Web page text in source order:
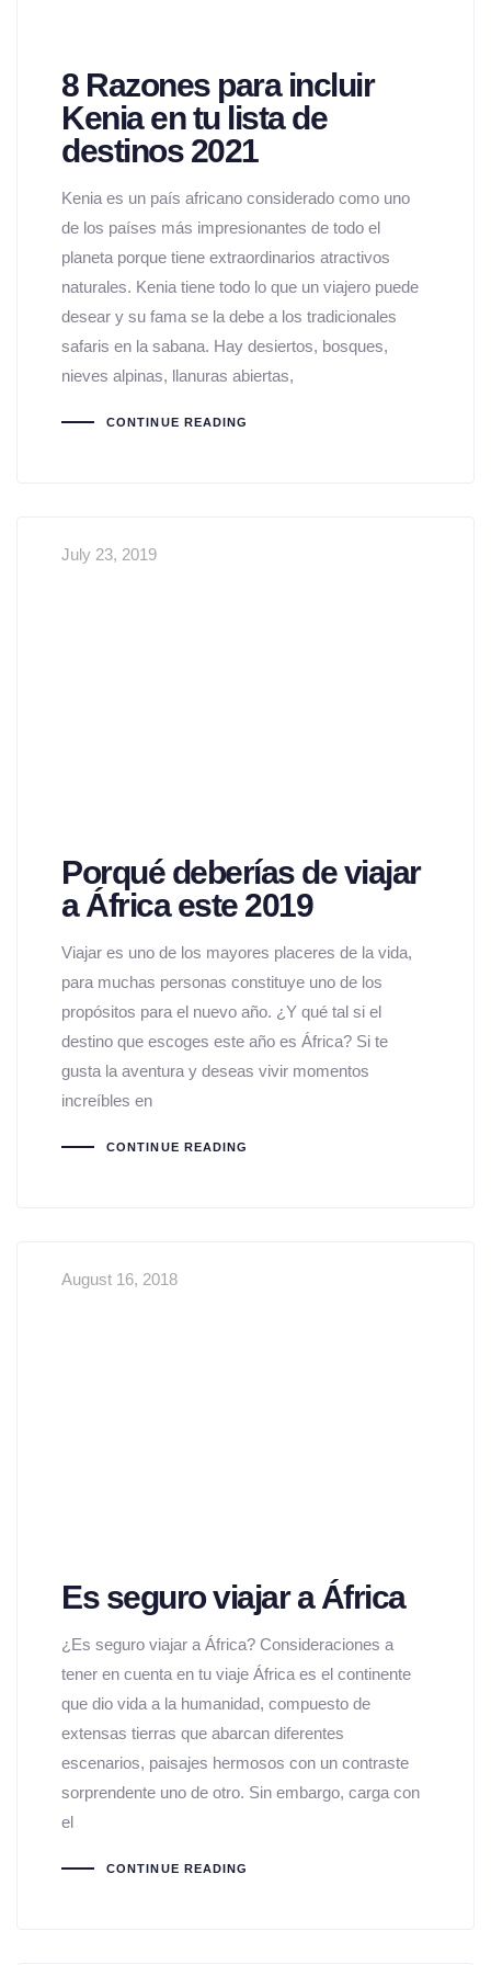
8 Razones para incluir
Kenia en tu lista de
destinos 2021
Kenia es un país africano considerado como uno
de los países más impresionantes de todo el
planeta porque tiene extraordinarios atractivos
naturales. Kenia tiene todo lo que un viajero puede
desear y su fama se la debe a los tradicionales
safaris en la sabana. Hay desiertos, bosques,
nieves alpinas, llanuras abiertas,
CONTINUE READING
July 23, 2019
Porqué deberías de viajar
a África este 2019
Viajar es uno de los mayores placeres de la vida,
para muchas personas constituye uno de los
propósitos para el nuevo año. ¿Y qué tal si el
destino que escoges este año es África? Si te
gusta la aventura y deseas vivir momentos
increíbles en
CONTINUE READING
August 16, 2018
Es seguro viajar a África
¿Es seguro viajar a África? Consideraciones a
tener en cuenta en tu viaje África es el continente
que dio vida a la humanidad, compuesto de
extensas tierras que abarcan diferentes
escenarios, paisajes hermosos con un contraste
sorprendente uno de otro. Sin embargo, carga con
el
CONTINUE READING